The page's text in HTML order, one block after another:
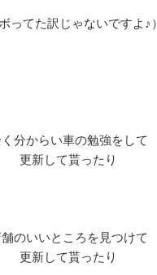
ってた訳じゃないですよ♪）
分からい車の勉強をして
更新して貰ったり
のいいところを見つけて
更新して貰ったり